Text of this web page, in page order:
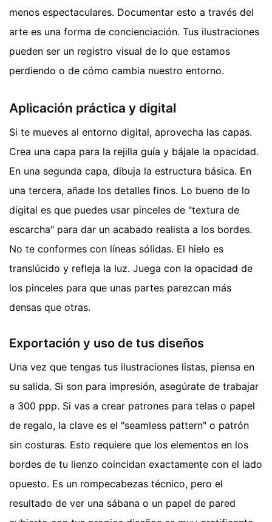
menos espectaculares. Documentar esto a través del
arte es una forma de concienciación. Tus ilustraciones
pueden ser un registro visual de lo que estamos
perdiendo o de cómo cambia nuestro entorno.
Aplicación práctica y digital
Si te mueves al entorno digital, aprovecha las capas.
Crea una capa para la rejilla guía y bájale la opacidad.
En una segunda capa, dibuja la estructura básica. En
una tercera, añade los detalles finos. Lo bueno de lo
digital es que puedes usar pinceles de "textura de
escarcha" para dar un acabado realista a los bordes.
No te conformes con líneas sólidas. El hielo es
translúcido y refleja la luz. Juega con la opacidad de
los pinceles para que unas partes parezcan más
densas que otras.
Exportación y uso de tus diseños
Una vez que tengas tus ilustraciones listas, piensa en
su salida. Si son para impresión, asegúrate de trabajar
a 300 ppp. Si vas a crear patrones para telas o papel
de regalo, la clave es el "seamless pattern" o patrón
sin costuras. Esto requiere que los elementos en los
bordes de tu lienzo coincidan exactamente con el lado
opuesto. Es un rompecabezas técnico, pero el
resultado de ver una sábana o un papel de pared